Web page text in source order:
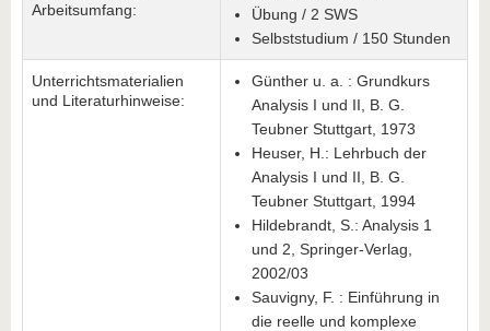
Arbeitsumfang:
Übung / 2 SWS
Selbststudium / 150 Stunden
Unterrichtsmaterialien
und Literaturhinweise:
Günther u. a. : Grundkurs
Analysis I und II, B. G.
Teubner Stuttgart, 1973
Heuser, H.: Lehrbuch der
Analysis I und II, B. G.
Teubner Stuttgart, 1994
Hildebrandt, S.: Analysis 1
und 2, Springer-Verlag,
2002/03
Sauvigny, F. : Einführung in
die reelle und komplexe